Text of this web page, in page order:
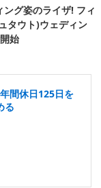
グ姿のライザ! フィ
タウト)ウェディン
始
間休日125日を
る